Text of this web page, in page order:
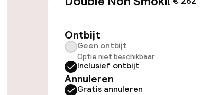
Lift
Entertainment
Betaalde wifi
Ontbijt
Geen ontbijt
Optie niet beschikbaar
Inclusief ontbijt
Annuleren
Gratis annuleren